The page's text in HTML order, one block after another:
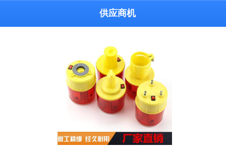
供应商机